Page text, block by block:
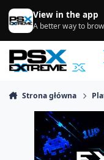
Skocz do zawartości
View in the app
A better way to
Strona główna